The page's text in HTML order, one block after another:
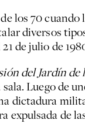
los 70
diversos
de julio de
del Jardín de
Luego de
dictadura
expulsada de